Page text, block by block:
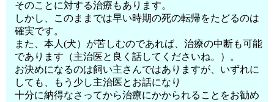
そのことに対する治療もあります。
しかし、このままでは早い時期の死の転帰をたどるのは
確実です。
また、本人(犬）が苦しむのであれば、治療の中断も可能
であります（主治医と良く話してくださいね。）。
お決めになるのは飼い主さんではありますが、いずれに
しても、もう少し主治医とお話になり
十分に納得なさってから治療にかかられることをお勧め